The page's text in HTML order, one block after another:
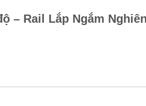
– Rail Lắp Ngắm